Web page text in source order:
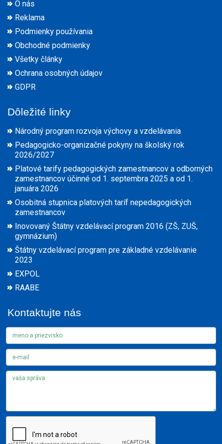
O nás
Reklama
Podmienky používania
Obchodné podmienky
Všetky články
Ochrana osobných údajov
GDPR
Dôležité linky
Národný program rozvoja výchovy a vzdelávania
Pedagogicko-organizačné pokyny na školský rok
2026/2027
Platové tarify pedagogických zamestnancov a odborných
zamestnancov účinné od 1. septembra 2025 a od 1.
januára 2026
Osobitná stupnica platových taríf nepedagogických
zamestnancov
Inovovaný Štátny vzdelávací program 2016 (ZŠ, ZUŠ,
gymnázium)
Štátny vzdelávací program pre základné vzdelávanie
2023
EXPOL
RAABE
Kontaktujte nás